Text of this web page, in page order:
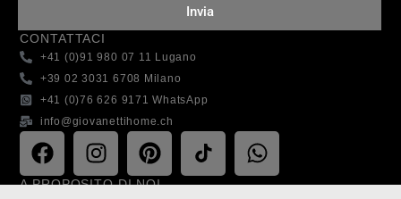
Invia
CONTATTACI
+41 (0)91 980 07 11 Lugano
+39 02 3031 6708 Milano
+41 (0)76 626 9171 WhatsApp
info@giovanettihome.ch
A PROPOSITO DI NOI